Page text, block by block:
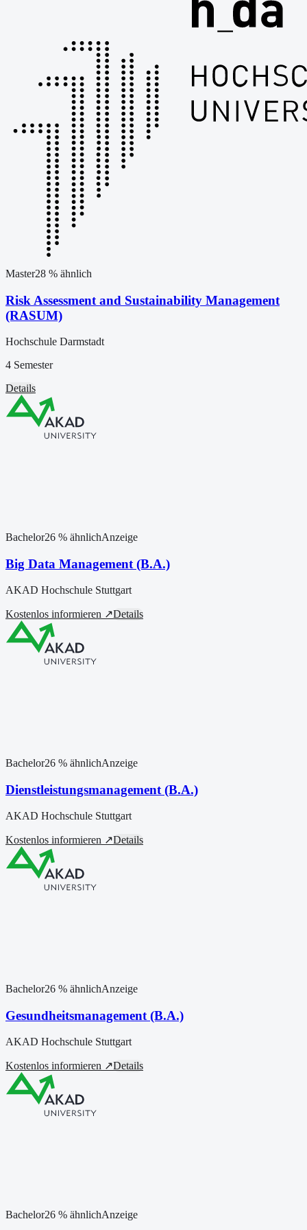
Master28 % ähnlich
Risk Assessment and Sustainability Management
(RASUM)
Hochschule Darmstadt
4 Semester
Details
Bachelor26 % ähnlichAnzeige
Big Data Management (B.A.)
AKAD Hochschule Stuttgart
Kostenlos informieren ↗Details
Bachelor26 % ähnlichAnzeige
Dienstleistungsmanagement (B.A.)
AKAD Hochschule Stuttgart
Kostenlos informieren ↗Details
Bachelor26 % ähnlichAnzeige
Gesundheitsmanagement (B.A.)
AKAD Hochschule Stuttgart
Kostenlos informieren ↗Details
Bachelor26 % ähnlichAnzeige